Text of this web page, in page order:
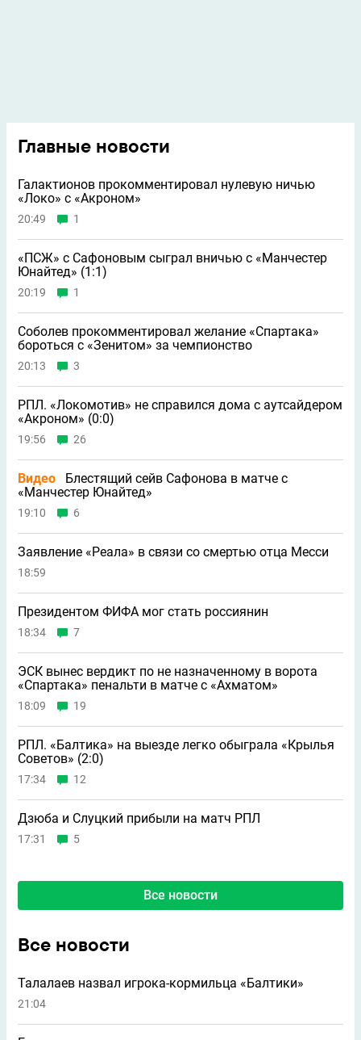
Главные новости
Галактионов прокомментировал нулевую ничью
«Локо» с «Акроном»
20:49 1
«ПСЖ» с Сафоновым сыграл вничью с «Манчестер
Юнайтед» (1:1)
20:19 1
Соболев прокомментировал желание «Спартака»
бороться с «Зенитом» за чемпионство
20:13 3
РПЛ. «Локомотив» не справился дома с аутсайдером
«Акроном» (0:0)
19:56 26
Видео
Блестящий сейв Сафонова в матче с
«Манчестер Юнайтед»
19:10 6
Заявление «Реала» в связи со смертью отца Месси
18:59
Президентом ФИФА мог стать россиянин
18:34 7
ЭСК вынес вердикт по не назначенному в ворота
«Спартака» пенальти в матче с «Ахматом»
18:09 19
РПЛ. «Балтика» на выезде легко обыграла «Крылья
Советов» (2:0)
17:34 12
Дзюба и Слуцкий прибыли на матч РПЛ
17:31 5
Все новости
Все новости
Талалаев назвал игрока-кормильца «Балтики»
21:04